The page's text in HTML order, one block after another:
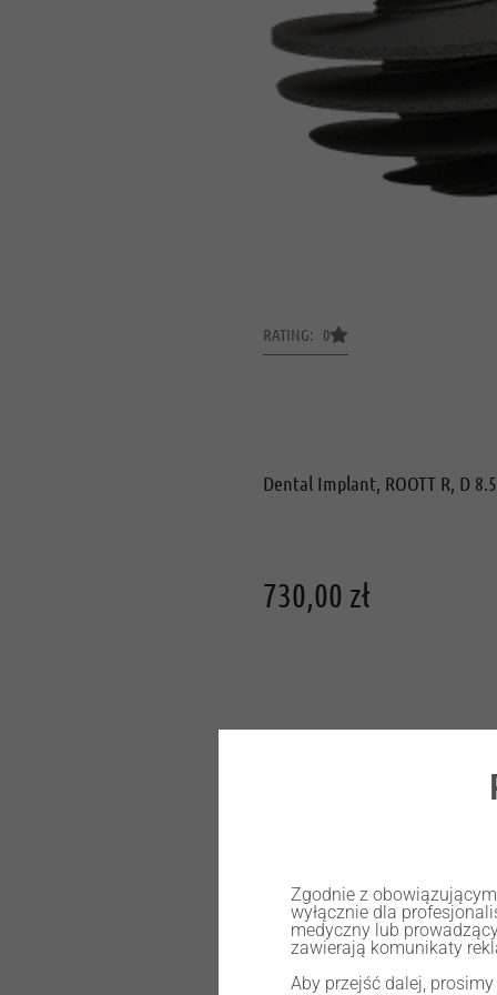
RATING: 0
Dental Implant, ROOTT R, D
730,00 zł
Zgodnie z
wyłącznie dla
medyczny lub
zawierają komunikaty
Aby przejść dalej,